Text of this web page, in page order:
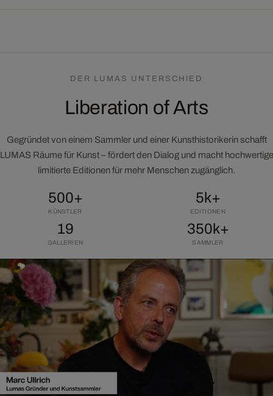
DER LUMAS UNTERSCHIED
Liberation of Arts
Gegründet von einem Sammler und einer Kunsthistorikerin schafft
LUMAS Räume für Kunst – fördert den Dialog und macht hochwertige
limitierte Editionen für mehr Menschen zugänglich.
500+
KÜNSTLER
5k+
EDITIONEN
19
GALLERIEN
350k+
SAMMLER